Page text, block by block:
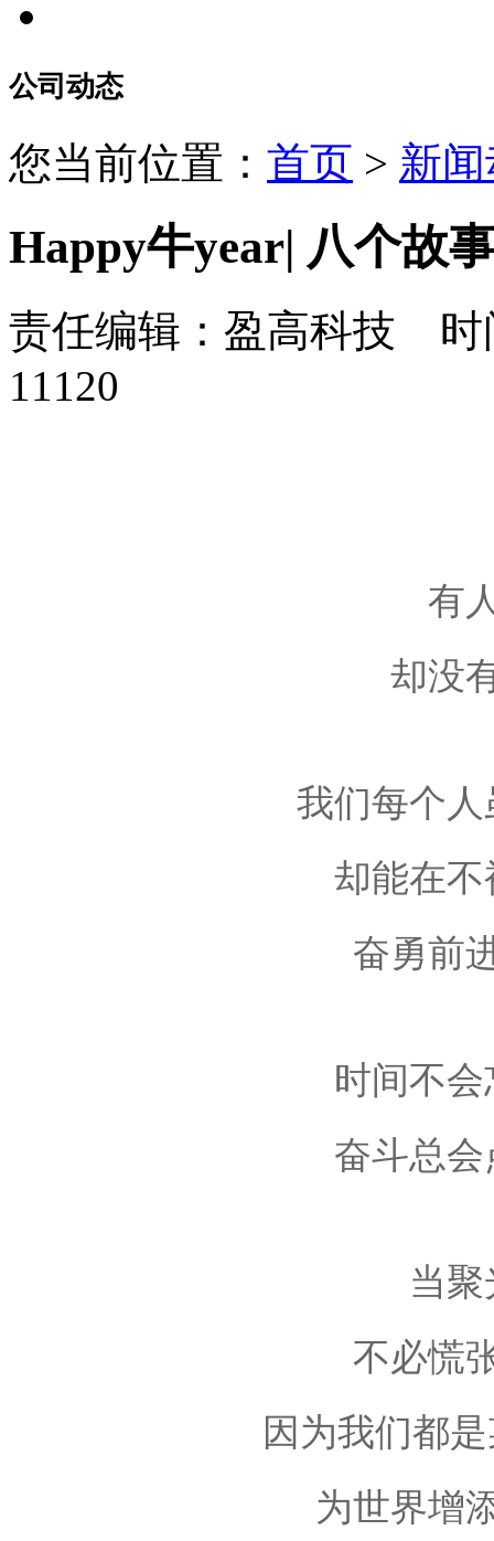
公司动态
您当前位置： 首页 > 新
Happy牛year| 八个故
责任编辑：盈高科技 时
11120
有
却没
我们每个
却能在
奋勇前
时间不
奋斗总
当
不必慌
因为我们都
为世界增